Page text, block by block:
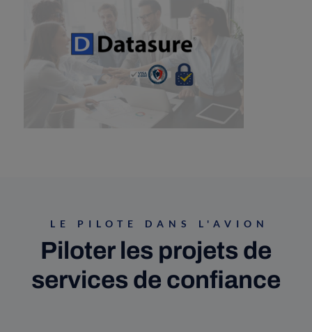
LE PILOTE DANS L'AVION
Piloter les projets de
services de confiance